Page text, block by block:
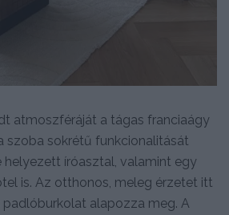
atmoszféráját a tágas franciaágy
szoba sokrétű funkcionalitását
helyezett íróasztal, valamint egy
is. Az otthonos, meleg érzetet itt
padlóburkolat alapozza meg. A